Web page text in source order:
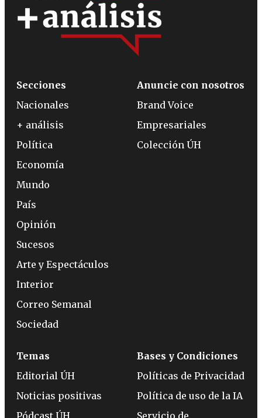
Secciones
Nacionales
+ análisis
Política
Economía
Mundo
País
Opinión
Sucesos
Arte y Espectáculos
Interior
Correo Semanal
Sociedad
Anuncie con nosotros
Brand Voice
Empresariales
Colección ÚH
Temas
Editorial ÚH
Noticias positivas
Pódcast ÚH
Bases y Condiciones
Políticas de Privacidad
Política de uso de la IA
Servicio de